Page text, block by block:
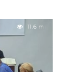
11.6 mil